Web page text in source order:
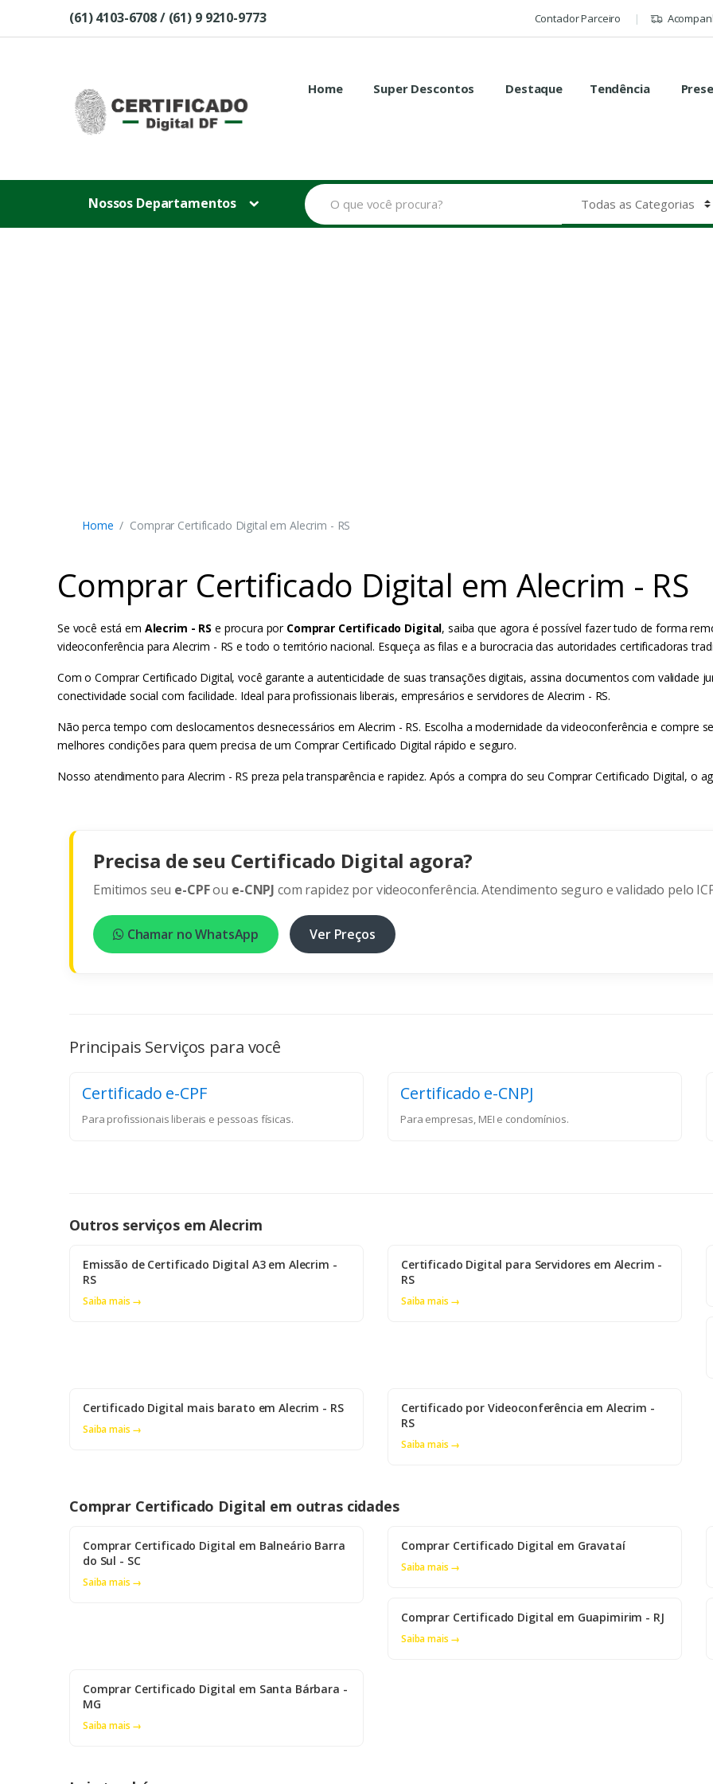
Skip to navigation
Skip to content(61) 4103-6708 / (61) 9 9210-9773 Contador Parceiro
Home Super Descontos Destaque Tendência
Nossos Departamentos
B
u
s
Home Comprar Certificado Digital em Alecrim - RS
Comprar Certificado Digital em Alecrim - RS
Se você está em Alecrim - RS e procura por Comprar Certificado Digital, saiba que agora é possível fazer tudo de forma
videoconferência para Alecrim - RS e todo o território nacional. Esqueça as filas e a burocracia das autoridades certificadoras
Com o Comprar Certificado Digital, você garante a autenticidade de suas transações digitais, assina documentos com validade
conectividade social com facilidade. Ideal para profissionais liberais, empresários e servidores de Alecrim - RS.
Não perca tempo com deslocamentos desnecessários em Alecrim - RS. Escolha a modernidade da videoconferência e compre
melhores condições para quem precisa de um Comprar Certificado Digital rápido e seguro.
Nosso atendimento para Alecrim - RS preza pela transparência e rapidez. Após a compra do seu Comprar Certificado Digital, o
Precisa de seu Certificado Digital agora?
Emitimos seu e-CPFou e-CNPJ com rapidez por videoconferência. Atendimento seguro e validado pelo
Chamar no WhatsApp Ver Preços
Principais Serviços para você
Certificado e-CPF
Para profissionais liberais e pessoas físicas.
Certificado e-CNPJ
Para empresas, MEI e condomínios.
Outros serviços em Alecrim
Emissão de Certificado Digital A3 em Alecrim -
RS
Saiba mais →
Certificado Digital para Servidores em Alecrim -
RS
Saiba mais →
Certificado Digital mais barato em Alecrim - RS
Saiba mais →
Certificado por Videoconferência em Alecrim -
RS
Saiba mais →
Comprar Certificado Digital em outras cidades
Comprar Certificado Digital em Balneário Barra
do Sul - SC
Saiba mais →
Comprar Certificado Digital em Gravataí
Saiba mais →
Comprar Certificado Digital em Guapimirim - RJ
Saiba mais →
Comprar Certificado Digital em Santa Bárbara -
MG
Saiba mais →